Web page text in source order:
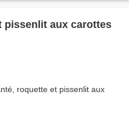
pissenlit aux carottes